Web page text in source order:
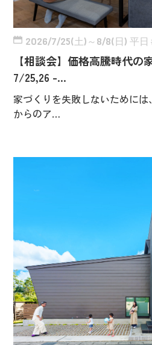
2026/7/25(土)～8/8(日) 平日
【相談会】価格高騰時代の
7/25,26 -…
家づくりを失敗しないために
からのア…